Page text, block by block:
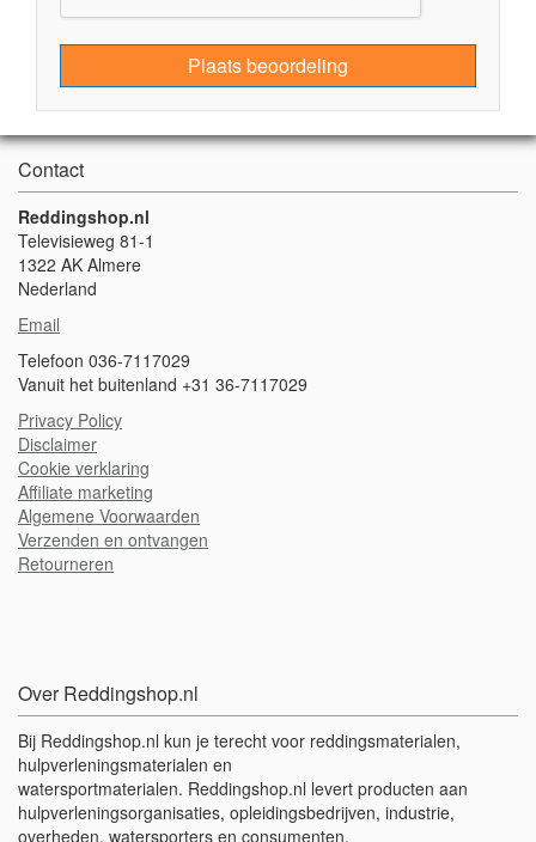
Plaats beoordeling
Contact
Reddingshop.nl
Televisieweg 81-1
1322 AK Almere
Nederland
Email
Telefoon 036-7117029
Vanuit het buitenland +31 36-7117029
Privacy Policy
Disclaimer
Cookie verklaring
Affiliate marketing
Algemene Voorwaarden
Verzenden en ontvangen
Retourneren
Over Reddingshop.nl
Bij Reddingshop.nl kun je terecht voor reddingsmaterialen,
hulpverleningsmaterialen en
watersportmaterialen. Reddingshop.nl levert producten aan
hulpverleningsorganisaties, opleidingsbedrijven, industrie,
overheden, watersporters en consumenten.